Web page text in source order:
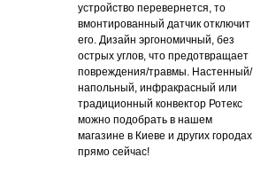
устройство перевернется, то
вмонтированный датчик отключит
его. Дизайн эргономичный, без
острых углов, что предотвращает
повреждения/травмы. Настенный/
напольный, инфракрасный или
традиционный конвектор Ротекс
можно подобрать в нашем
магазине в Киеве и других городах
прямо сейчас!